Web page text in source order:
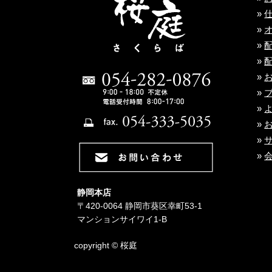
»
»
»
»
»
»
»
»
»
»
静岡本店
〒420-0064 静岡市葵区幸町53-1
マンションサイワイ1-B
copyright © 桜庭